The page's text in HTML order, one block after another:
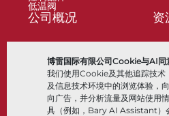
博雷国际有限公司Cookie与AI同
我们使用Cookie及其他追踪技术
及信息技术环境中的浏览体验，
向广告，并分析流量及网站使用
具（例如，Bary AI Assistant）
低温阀
公司概况
合作伙伴
可持续性
客户门户
资
文
知
软
材